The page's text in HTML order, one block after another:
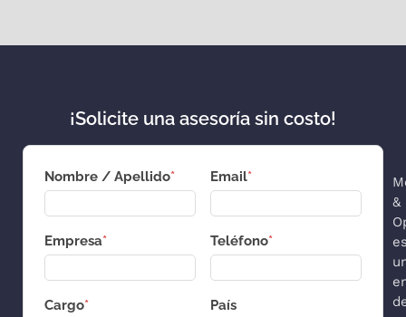
¡Solicite una asesoría sin costo!
Nombre / Apellido* Email*
Empresa* Teléfono*
Cargo* País
&